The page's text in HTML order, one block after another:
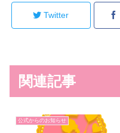
Twitter
関連記事
公式からのお知らせ